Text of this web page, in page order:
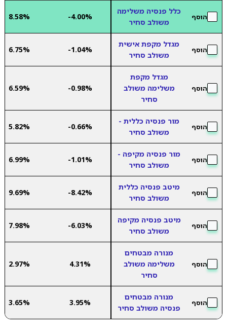
הוסף
כלל פנסיה משלימה
משולב סחיר
-4.00%
8.58%
הוסף
מגדל מקפת אישית
משולב סחיר
-1.04%
6.75%
הוסף
מגדל מקפת
משלימה משולב
סחיר
-0.98%
6.59%
הוסף
מור פנסיה כללית -
משולב סחיר
-0.66%
5.82%
הוסף
מור פנסיה מקיפה -
משולב סחיר
-1.01%
6.99%
הוסף
מיטב פנסיה כללית
משולב סחיר
-8.42%
9.69%
הוסף
מיטב פנסיה מקיפה
משולב סחיר
-6.03%
7.98%
הוסף
מנורה מבטחים
משלימה משולב
סחיר
4.31%
2.97%
הוסף
מנורה מבטחים
פנסיה משולב סחיר
3.95%
3.65%